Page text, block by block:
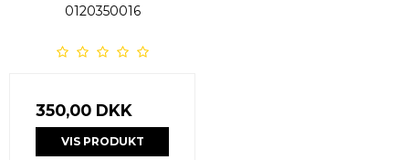
0120350016
350,00 DKK
VIS PRODUKT